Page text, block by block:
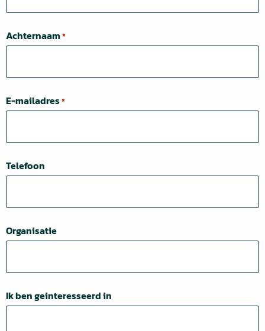
Achternaam *
E-mailadres*
Telefoon
Organisatie
Ik ben geinteresseerd in